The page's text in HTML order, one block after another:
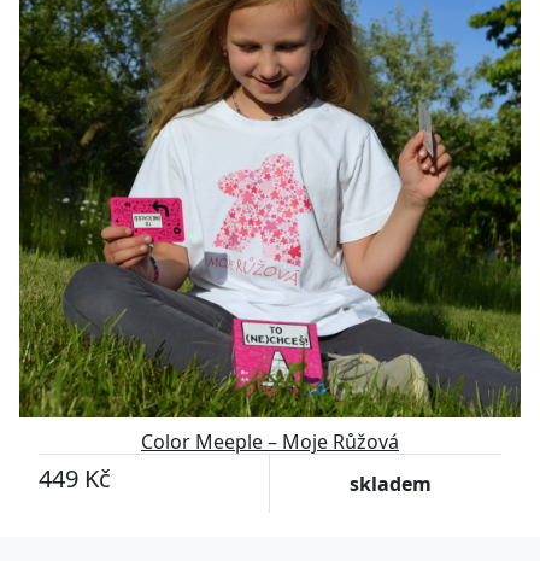
Color Meeple – Moje Růžová
449 Kč skladem